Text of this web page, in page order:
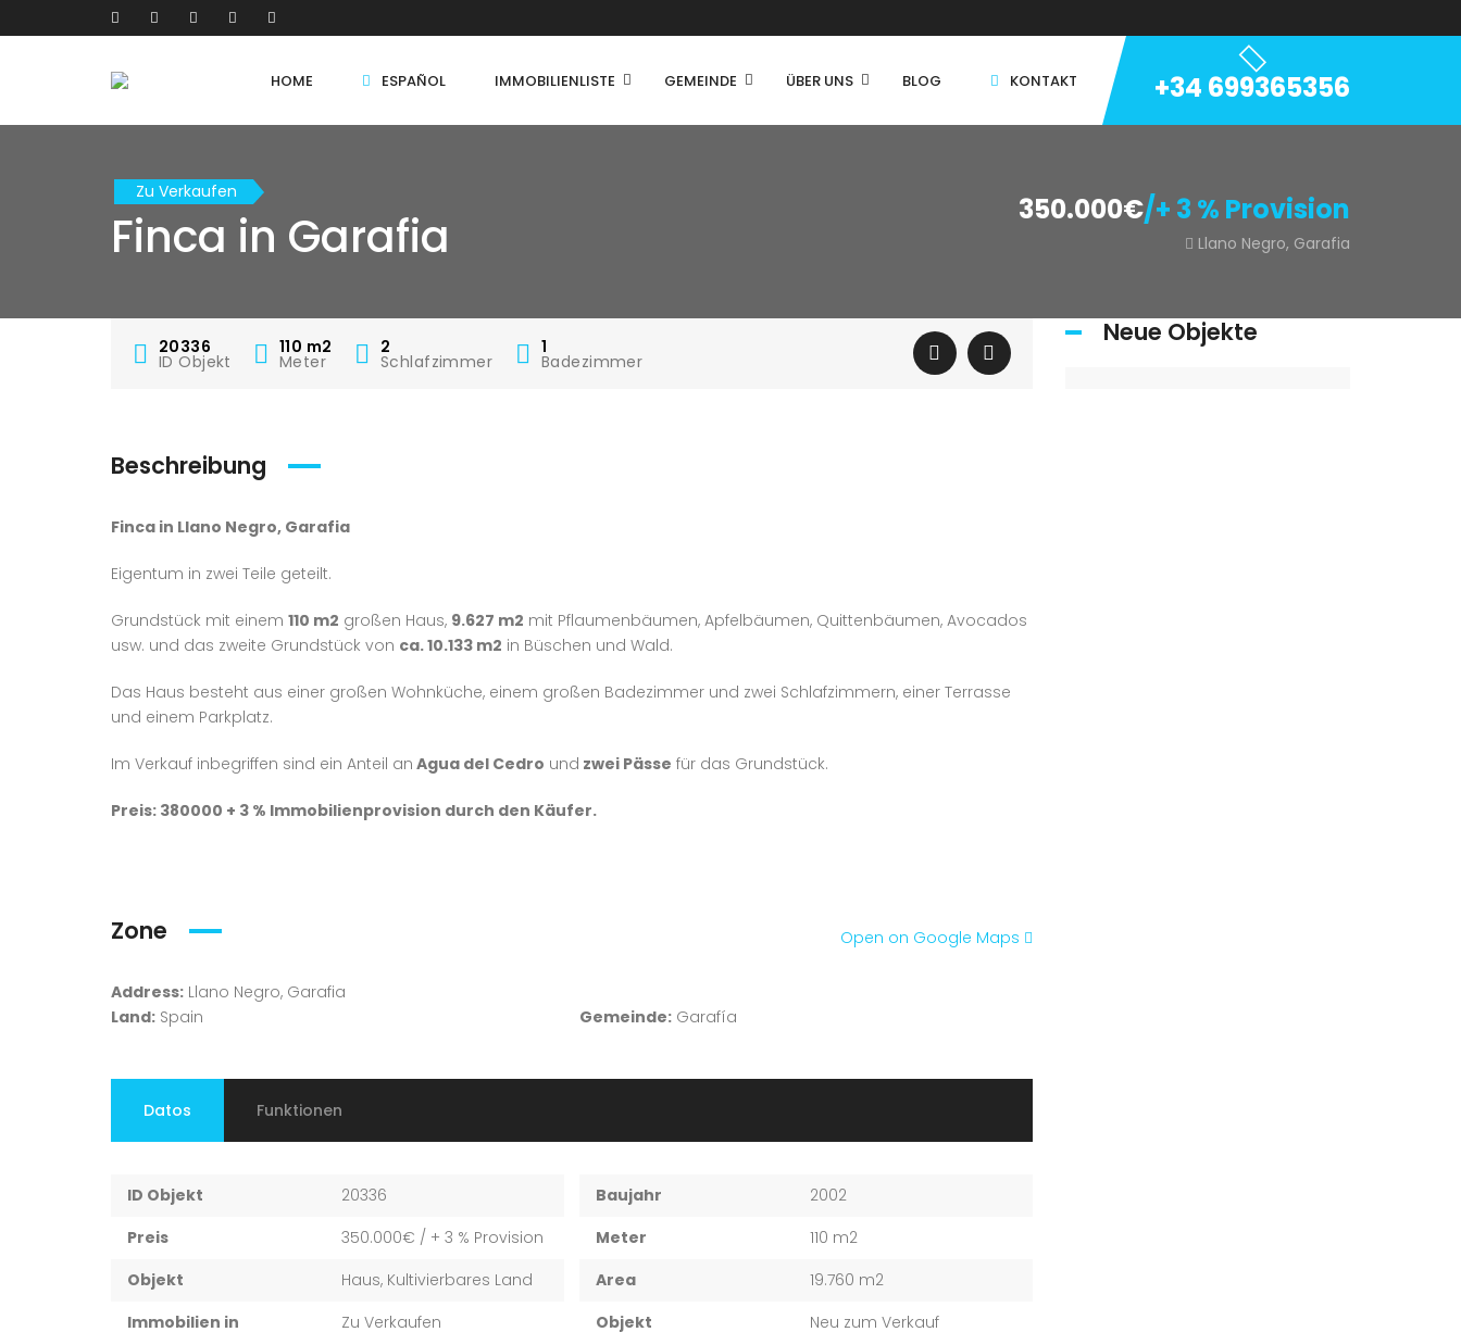
HOME ESPAÑOL IMMOBILIENLISTE GEMEINDE ÜBER UNS BLOG KONTAKT +34 699365356
Zu Verkaufen
Finca in Garafia 350.000€/+ 3 % Provision
Llano Negro, Garafia
20336
ID Objekt
110 m2
Meter
2
Schlafzimmer
1
Badezimmer
Beschreibung
Finca in Llano Negro, Garafia
Eigentum in zwei Teile geteilt.
Grundstück mit einem 110 m2 großen Haus, 9.627 m2 mit Pflaumenbäumen, Apfelbäumen, Quittenbäumen, Avocados
usw. und das zweite Grundstück von ca. 10.133 m2 in Büschen und Wald.
Das Haus besteht aus einer großen Wohnküche, einem großen Badezimmer und zwei Schlafzimmern, einer Terrasse
und einem Parkplatz.
Im Verkauf inbegriffen sind ein Anteil an Agua del Cedro und zwei Pässe für das Grundstück.
Preis: 380000 + 3 % Immobilienprovision durch den Käufer.
Zone
Address: Llano Negro, Garafia
Land: Spain Gemeinde: Garafía
Open on Google Maps
Datos Funktionen
ID Objekt
20336
Preis
350.000€ / + 3 % Provision
Objekt
Haus, Kultivierbares Land
Immobilien in
Zu Verkaufen
Baujahr
2002
Meter
110 m2
Area
19.760 m2
Objekt
Neu zum Verkauf
Neue Objekte